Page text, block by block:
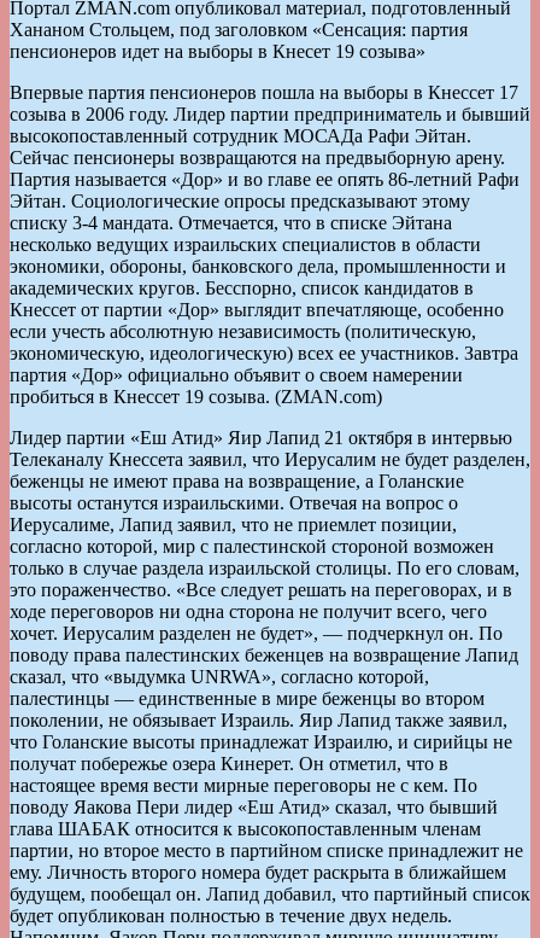
Портал ZMAN.com опубликовал материал, подготовленный
Хананом Стольцем, под заголовком «Сенсация: партия
пенсионеров идет на выборы в Кнесет 19 созыва»
Впервые партия пенсионеров пошла на выборы в Кнессет 17
созыва в 2006 году. Лидер партии предприниматель и бывший
высокопоставленный сотрудник МОСАДа Рафи Эйтан.
Сейчас пенсионеры возвращаются на предвыборную арену.
Партия называется «Дор» и во главе ее опять 86-летний Рафи
Эйтан. Социологические опросы предсказывают этому
списку 3-4 мандата. Отмечается, что в списке Эйтана
несколько ведущих израильских специалистов в области
экономики, обороны, банковского дела, промышленности и
академических кругов. Бесспорно, список кандидатов в
Кнессет от партии «Дор» выглядит впечатляюще, особенно
если учесть абсолютную независимость (политическую,
экономическую, идеологическую) всех ее участников. Завтра
партия «Дор» официально объявит о своем намерении
пробиться в Кнессет 19 созыва. (ZMAN.com)
Лидер партии «Еш Атид» Яир Лапид 21 октября в интервью
Телеканалу Кнессета заявил, что Иерусалим не будет разделен,
беженцы не имеют права на возвращение, а Голанские
высоты останутся израильскими. Отвечая на вопрос о
Иерусалиме, Лапид заявил, что не приемлет позиции,
согласно которой, мир с палестинской стороной возможен
только в случае раздела израильской столицы. По его словам,
это пораженчество. «Все следует решать на переговорах, и в
ходе переговоров ни одна сторона не получит всего, чего
хочет. Иерусалим разделен не будет», — подчеркнул он. По
поводу права палестинских беженцев на возвращение Лапид
сказал, что «выдумка UNRWA», согласно которой,
палестинцы — единственные в мире беженцы во втором
поколении, не обязывает Израиль. Яир Лапид также заявил,
что Голанские высоты принадлежат Израилю, и сирийцы не
получат побережье озера Кинерет. Он отметил, что в
настоящее время вести мирные переговоры не с кем. По
поводу Яакова Пери лидер «Еш Атид» сказал, что бывший
глава ШАБАК относится к высокопоставленным членам
партии, но второе место в партийном списке принадлежит не
ему. Личность второго номера будет раскрыта в ближайшем
будущем, пообещал он. Лапид добавил, что партийный список
будет опубликован полностью в течение двух недель.